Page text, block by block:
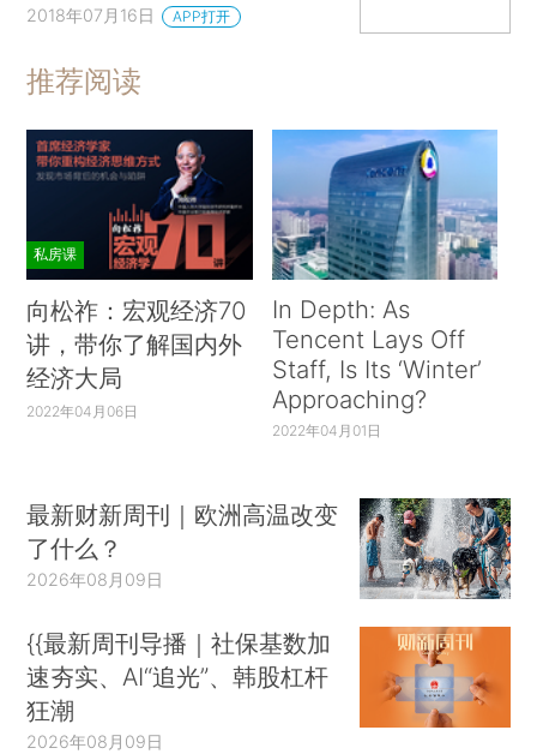
2018年07月16日 APP打开
推荐阅读
私房课
向松祚：宏观经济70
讲，带你了解国内外
经济大局
2022年04月06日
In Depth: As
Tencent Lays Off
Staff, Is Its ‘Winter’
Approaching?
2022年04月01日
最新财新周刊｜欧洲高温改变
了什么？
2026年08月09日
{{最新周刊导播｜社保基数加
速夯实、AI“追光”、韩股杠杆
狂潮
2026年08月09日